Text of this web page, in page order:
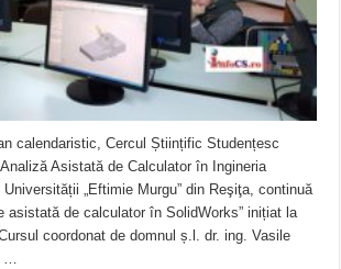
calendaristic, Cercul Științific Studențesc
Asistată de Calculator în Ingineria
„Eftimie Murgu” din Reşiţa, continuă
asistată de calculator în SolidWorks” inițiat la
coordonat de domnul ș.l. dr. ing. Vasile
…